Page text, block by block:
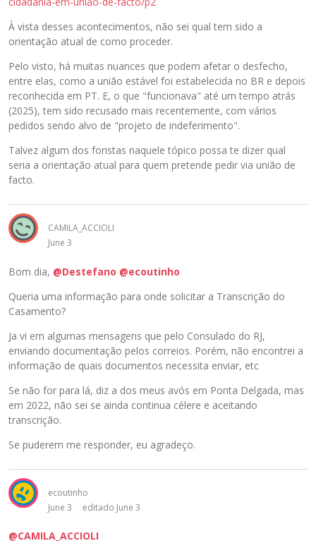
À vista desses acontecimentos, não sei qual tem sido a
orientação atual de como proceder.
Pelo visto, há muitas nuances que podem afetar o desfecho,
entre elas, como a união estável foi estabelecida no BR e depois
reconhecida em PT. E, o que "funcionava" até um tempo atrás
(2025), tem sido recusado mais recentemente, com vários
pedidos sendo alvo de "projeto de indeferimento".
Talvez algum dos foristas naquele tópico possa te dizer qual
seria a orientação atual para quem pretende pedir via união de
facto.
CAMILA_ACCIOLI
June 3
Bom dia, @Destefano @ecoutinho
Queria uma informação para onde solicitar a Transcrição do
Casamento?
Ja vi em algumas mensagens que pelo Consulado do RJ,
enviando documentação pelos correios. Porém, não encontrei a
informação de quais documentos necessita enviar, etc
Se não for para lá, diz a dos meus avós em Ponta Delgada, mas
em 2022, não sei se ainda continua célere e aceitando
transcrição.
Se puderem me responder, eu agradeço.
ecoutinho
June 3
editado June 3
@CAMILA_ACCIOLI